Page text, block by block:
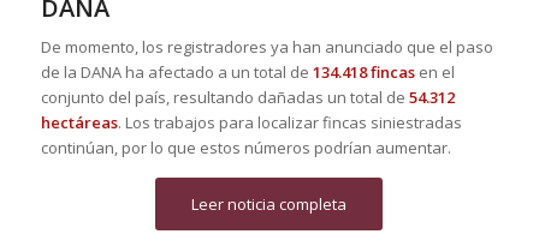
DANA
De momento, los registradores ya han anunciado que el paso
de la DANA ha afectado a un total de 134.418 fincasen el
conjunto del país, resultando dañadas un total de 54.312
hectáreas. Los trabajos para localizar fincas siniestradas
continúan, por lo que estos números podrían aumentar.
Leer noticia completa